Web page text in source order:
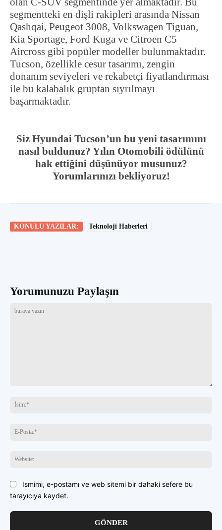
segmentteki en dişli rakipleri arasında Nissan
Qashqai, Peugeot 3008, Volkswagen Tiguan,
Kia Sportage, Ford Kuga ve Citroen C5
Aircross gibi popüler modeller bulunmaktadır.
Tucson, özellikle cesur tasarımı, zengin
donanım seviyeleri ve rekabetçi fiyatlandırması
ile bu kalabalık gruptan sıyrılmayı
başarmaktadır.
Siz Hyundai Tucson’un bu yeni tasarımını
nasıl buldunuz? Yılın Otomobili ödülünü
hak ettiğini düşünüyor musunuz?
Yorumlarınızı bekliyoruz!
KONULU YAZILAR: Teknoloji Haberleri
Yorumunuzu Paylaşın
yazın
Ismimi, e-postamı ve web sitemi bir dahaki sefere bu
tarayıcıya kaydet.